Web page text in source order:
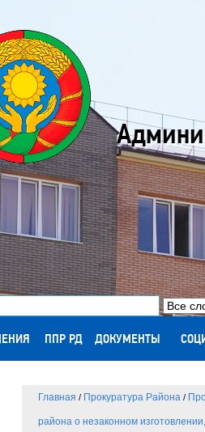
ППР РД ДОКУМЕНТЫ
Главная / Прокуратура Района /
района о незаконном